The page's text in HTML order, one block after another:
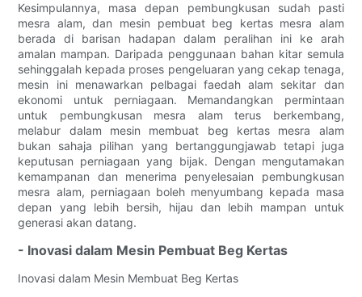
Kesimpulannya, masa depan pembungkusan sudah pasti
mesra alam, dan mesin pembuat beg kertas mesra alam
berada di barisan hadapan dalam peralihan ini ke arah
amalan mampan. Daripada penggunaan bahan kitar semula
sehinggalah kepada proses pengeluaran yang cekap tenaga,
mesin ini menawarkan pelbagai faedah alam sekitar dan
ekonomi untuk perniagaan. Memandangkan permintaan
untuk pembungkusan mesra alam terus berkembang,
melabur dalam mesin membuat beg kertas mesra alam
bukan sahaja pilihan yang bertanggungjawab tetapi juga
keputusan perniagaan yang bijak. Dengan mengutamakan
kemampanan dan menerima penyelesaian pembungkusan
mesra alam, perniagaan boleh menyumbang kepada masa
depan yang lebih bersih, hijau dan lebih mampan untuk
generasi akan datang.
- Inovasi dalam Mesin Pembuat Beg Kertas
Inovasi dalam Mesin Membuat Beg Kertas